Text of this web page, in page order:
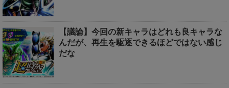
【議論】今回の新キャラはどれも良キャラな
んだが、再生を駆逐できるほどではない感じ
だな